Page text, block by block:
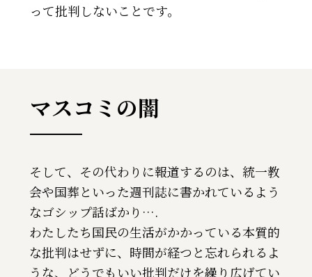
って批判しないことです。
マスコミの闇
そして、その代わりに報道するのは、統一教
会や国葬といった週刊誌に書かれているよう
なゴシップ話ばかり….
わたしたち国民の生活がかかっている本質的
な批判はせずに、時間が経つと忘れられるよ
うな、どうでもいい批判だけを繰り広げてい